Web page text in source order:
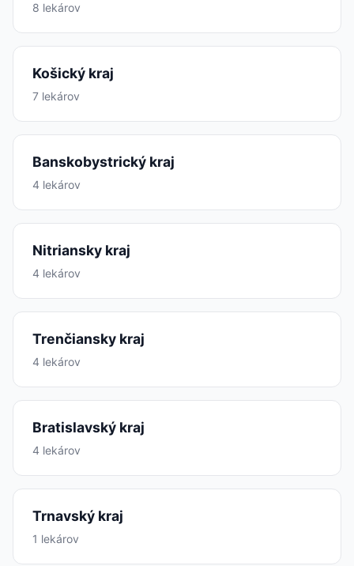
8 lekárov
Košický kraj
7 lekárov
Banskobystrický kraj
4 lekárov
Nitriansky kraj
4 lekárov
Trenčiansky kraj
4 lekárov
Bratislavský kraj
4 lekárov
Trnavský kraj
1 lekárov